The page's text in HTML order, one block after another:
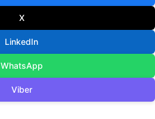
X
LinkedIn
WhatsApp
Viber